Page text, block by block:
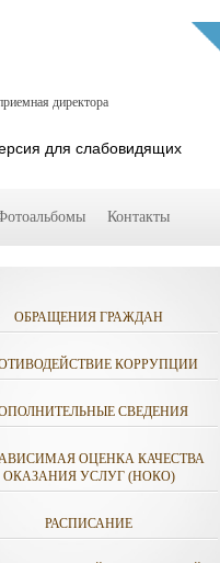
ОБРАЩЕНИЯ ГРАЖДАН
КОРРУПЦИИ
СВЕДЕНИЯ
ОЦЕНКА КАЧЕСТВА
ОКАЗАНИЯ УСЛУГ (НОКО)
РАСПИСАНИЕ
директора
для слабовидящих
Контакты